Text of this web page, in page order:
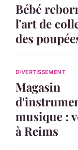
Bébé
l'art de
des
DIVERTISSEMENT
Magasin
musique :
à Reims